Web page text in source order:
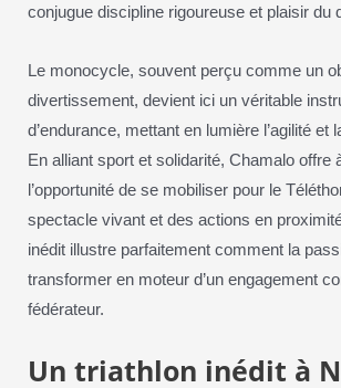
conjugue discipline rigoureuse et plaisir du
Le monocycle, souvent perçu comme un
divertissement, devient ici un véritable
d’endurance, mettant en lumière l’agilité et
En alliant sport et solidarité, Chamalo offre
l’opportunité de se mobiliser pour le
spectacle vivant et des actions en
inédit illustre parfaitement comment la
transformer en moteur d’un engagement
fédérateur.
Un triathlon inédit à